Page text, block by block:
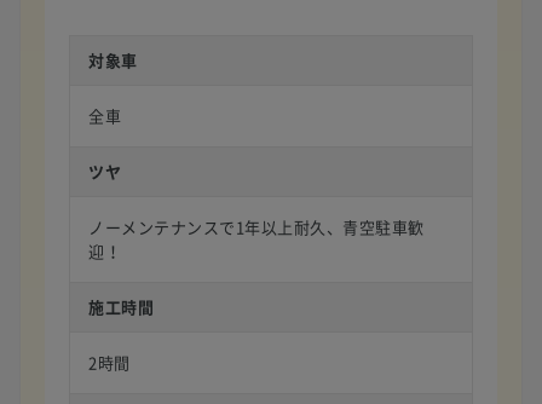
対象車
全車
ツヤ
ノーメンテナンスで1年以上耐久、青空駐車歓
迎！
施工時間
2時間